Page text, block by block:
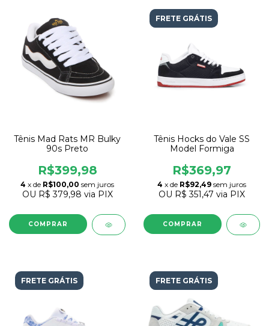
Tênis Mad Rats MR Bulky
90s Preto
R$399,98
4 x de R$100,00 sem juros
OU R$ 379,98 via PIX
COMPRAR
FRETE GRÁTIS
Tênis Hocks do Vale SS
Model Formiga
R$369,97
4 x de R$92,49 sem juros
OU R$ 351,47 via PIX
COMPRAR
FRETE GRÁTIS FRETE GRÁTIS